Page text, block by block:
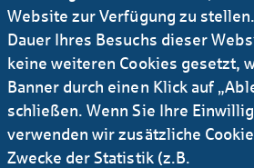
Website zur Verfügung zu
Dauer Ihres Besuchs dieser
keine weiteren Cookies gesetzt,
Banner durch einen Klick auf
schließen. Wenn Sie Ihre
verwenden wir zusätzliche
Zwecke der Statistik (z.B.